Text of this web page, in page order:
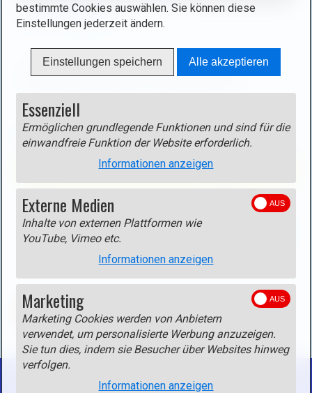
G
e
u
g
o
Loferer Steinberge
Zum Sortieren der Liste auf die Überschrift der
Liste der Touren in den Steinbergen
Tour
Loferer und Leoganger Steinberge
Birnhorn
Loferer und Leoganger Steinberge
Loferer Steinberge
Loferer und Leoganger Steinberge
ZURÜCK
bestimmte Cookies auswählen. Sie können diese
Einstellungen jederzeit ändern.
Einstellungen speichern Alle akzeptieren
Essenziell
Ermöglichen grundlegende Funktionen und sind für die
einwandfreie Funktion der Website erforderlich.
Informationen anzeigen
Externe Medien
Inhalte von externen Plattformen wie
YouTube, Vimeo etc.
Informationen anzeigen
Marketing
Marketing Cookies werden von Anbietern
verwendet, um personalisierte Werbung anzuzeigen.
Sie tun dies, indem sie Besucher über Websites hinweg
verfolgen.
Informationen anzeigen